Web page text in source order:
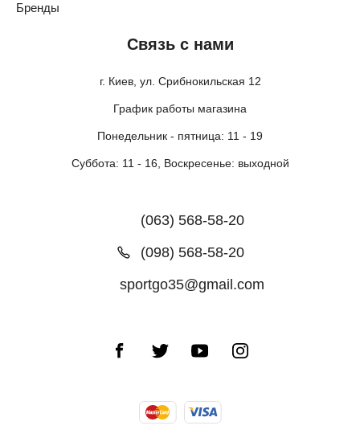
Связь с нами
г. Киев, ул. Срибнокильская 12
График работы магазина
Понедельник - пятница: 11 - 19
Суббота: 11 - 16, Воскресенье: выходной
(063) 568-58-20
(098) 568-58-20
sportgo35@gmail.com
Бренды